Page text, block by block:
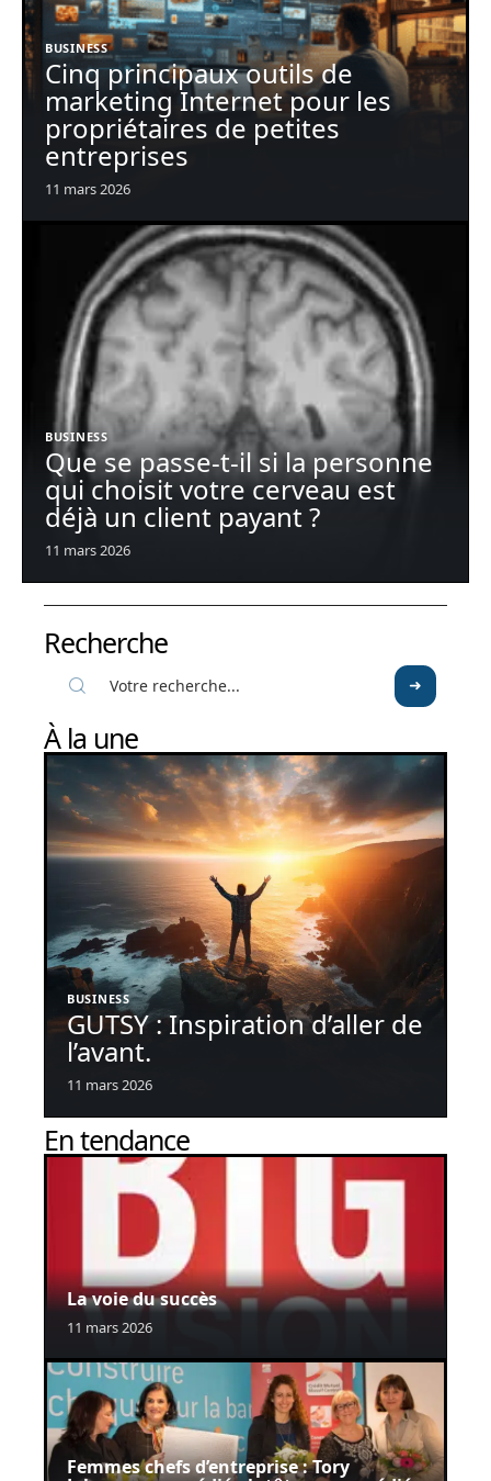
BUSINESS
Cinq principaux outils de
marketing Internet pour les
propriétaires de petites
entreprises
11 mars 2026
BUSINESS
Que se passe-t-il si la personne
qui choisit votre cerveau est
déjà un client payant ?
11 mars 2026
Recherche
À la une
BUSINESS
GUTSY : Inspiration d’aller de
l’avant.
11 mars 2026
En tendance
La voie du succès
11 mars 2026
Femmes chefs d’entreprise : Tory